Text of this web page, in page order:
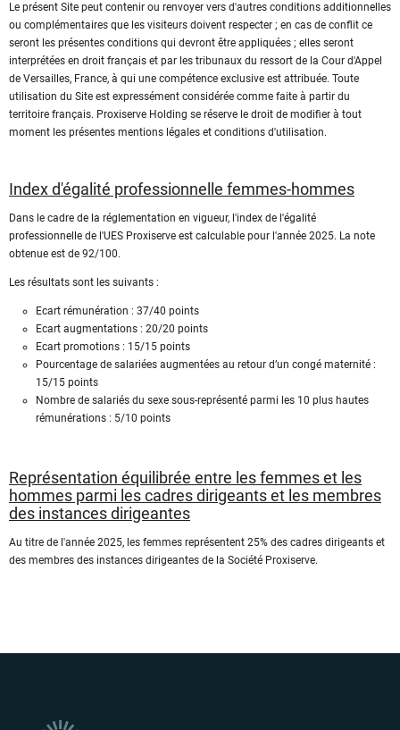
Le présent Site peut contenir ou renvoyer vers d'autres conditions additionnelles
ou complémentaires que les visiteurs doivent respecter ; en cas de conflit ce
seront les présentes conditions qui devront être appliquées ; elles seront
interprétées en droit français et par les tribunaux du ressort de la Cour d'Appel
de Versailles, France, à qui une compétence exclusive est attribuée. Toute
utilisation du Site est expressément considérée comme faite à partir du
territoire français. Proxiserve Holding se réserve le droit de modifier à tout
moment les présentes mentions légales et conditions d'utilisation.
Index d'égalité professionnelle femmes-hommes
Dans le cadre de la réglementation en vigueur, l'index de l'égalité
professionnelle de l'UES Proxiserve est calculable pour l'année 2025. La note
obtenue est de 92/100.
Les résultats sont les suivants :
Ecart rémunération : 37/40 points
Ecart augmentations : 20/20 points
Ecart promotions : 15/15 points
Pourcentage de salariées augmentées au retour d’un congé maternité :
15/15 points
Nombre de salariés du sexe sous-représenté parmi les 10 plus hautes
rémunérations : 5/10 points
Représentation équilibrée entre les femmes et les
hommes parmi les cadres dirigeants et les membres
des instances dirigeantes
Au titre de l'année 2025, les femmes représentent 25% des cadres dirigeants et
des membres des instances dirigeantes de la Société Proxiserve.